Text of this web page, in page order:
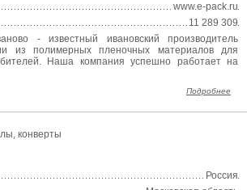
www.e-pack.ru
11 289 309
- известный ивановский производитель
из полимерных пленочных материалов для
Наша компания успешно работает на
Подробнее
конверты
Россия